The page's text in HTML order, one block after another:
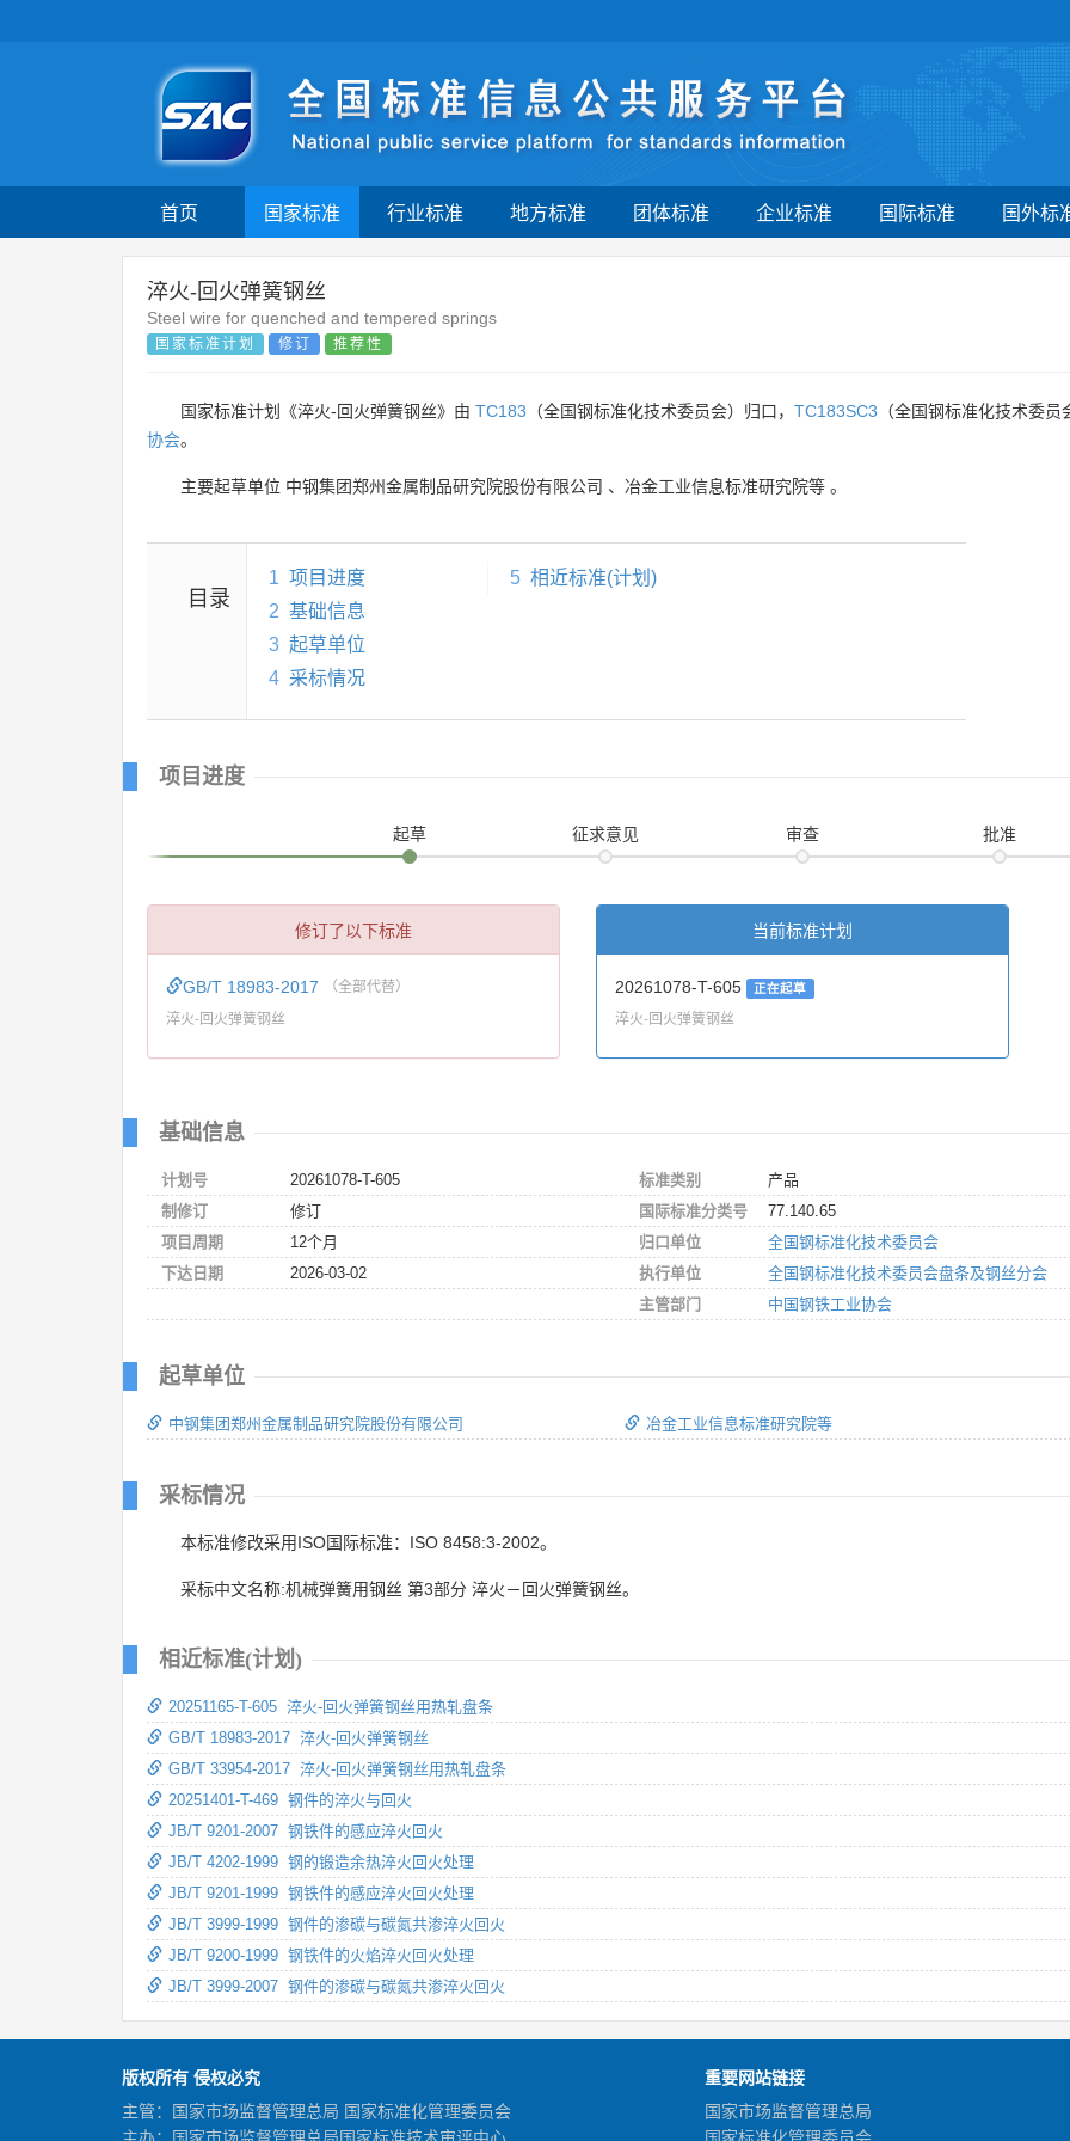
首页 国家标准 行业标准 地方标准 团体标准 企业标准 国际标准 国外标
淬火-回火弹簧钢丝
Steel wire for quenched and tempered springs
国家标准计划 修订 推荐性
国家标准计划《淬火-回火弹簧钢丝》由 TC183 （全国钢标准化技术委员会）归口， TC183SC3 （全国钢标准化技术委
协会。
主要起草单位 中钢集团郑州金属制品研究院股份有限公司 、 冶金工业信息标准研究院等 。
目录
1 项目进度
2 基础信息
3 起草单位
4 采标情况
5 相近标准(计划)
项目进度
起草 征求意见 审查 批准
修订了以下标准
GB/T 18983-2017 （全部代替）
淬火-回火弹簧钢丝
当前标准计划
20261078-T-605 正在起草
淬火-回火弹簧钢丝
基础信息
计划号
20261078-T-605
制修订
修订
项目周期
12个月
下达日期
2026-03-02
标准类别
产品
国际标准分类号
77.140.65
归口单位
全国钢标准化技术委员会
执行单位
全国钢标准化技术委员会盘条及钢丝分会
主管部门
中国钢铁工业协会
起草单位
中钢集团郑州金属制品研究院股份有限公司 冶金工业信息标准研究院等
采标情况
本标准修改采用ISO国际标准：ISO 8458:3-2002。
采标中文名称:机械弹簧用钢丝 第3部分 淬火－回火弹簧钢丝。
相近标准(计划)
20251165-T-605 淬火-回火弹簧钢丝用热轧盘条
GB/T 18983-2017 淬火-回火弹簧钢丝
GB/T 33954-2017 淬火-回火弹簧钢丝用热轧盘条
20251401-T-469 钢件的淬火与回火
JB/T 9201-2007 钢铁件的感应淬火回火
JB/T 4202-1999 钢的锻造余热淬火回火处理
JB/T 9201-1999 钢铁件的感应淬火回火处理
JB/T 3999-1999 钢件的渗碳与碳氮共渗淬火回火
JB/T 9200-1999 钢铁件的火焰淬火回火处理
JB/T 3999-2007 钢件的渗碳与碳氮共渗淬火回火
版权所有 侵权必究
主管：国家市场监督管理总局 国家标准化管理委员会
重要网站链接
国家市场监督管理总局